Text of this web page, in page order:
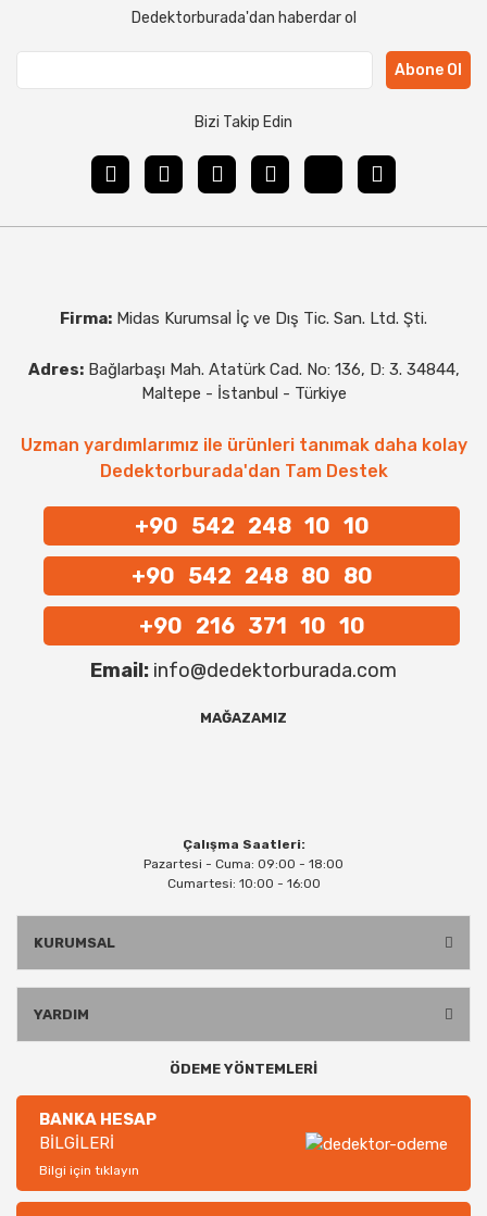
Dedektorburada'dan haberdar ol
Abone Ol
Bizi Takip Edin
Firma: Midas Kurumsal İç ve Dış Tic. San. Ltd. Şti.
Adres: Bağlarbaşı Mah. Atatürk Cad. No: 136, D: 3. 34844,
Maltepe - İstanbul - Türkiye
Uzman yardımlarımız ile ürünleri tanımak daha kolay
Dedektorburada'dan Tam Destek
+90 542 248 10 10
+90 542 248 80 80
+90 216 371 10 10
Email: info@dedektorburada.com
MAĞAZAMIZ
Çalışma Saatleri:
Pazartesi - Cuma: 09:00 - 18:00
Cumartesi: 10:00 - 16:00
KURUMSAL
YARDIM
ÖDEME YÖNTEMLERİ
BANKA HESAP
BİLGİLERİ
Bilgi için tıklayın